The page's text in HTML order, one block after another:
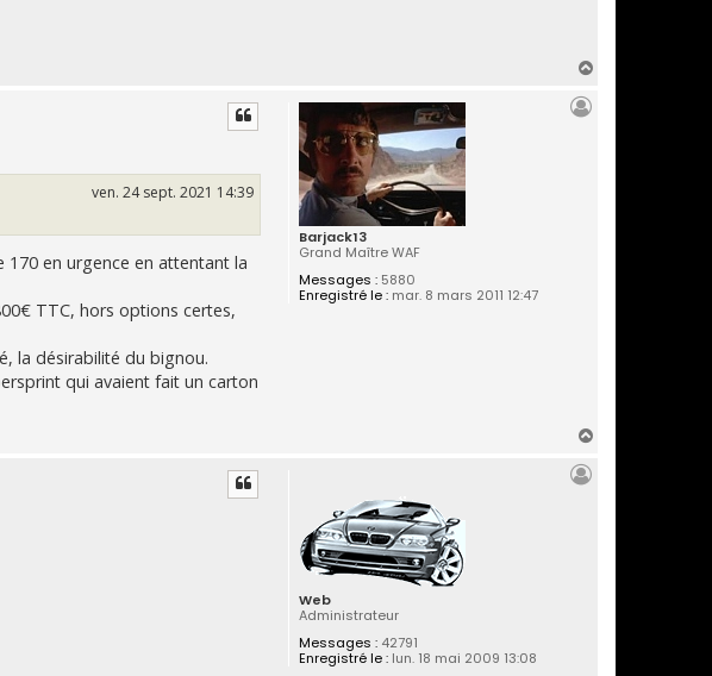
Barjack13
Grand Maître WAF
Messages :5880
Enregistré le :mar. 8 mars 2011 12:47
ven. 24 sept. 2021 14:39
en urgence en attentant la
TTC, hors options certes,
la désirabilité du bignou.
qui avaient fait un carton
Web
Administrateur
Messages :42791
Enregistré le :lun. 18 mai 2009 13:08